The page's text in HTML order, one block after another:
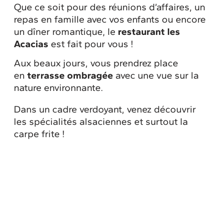
Que ce soit pour des réunions d’affaires, un
repas en famille avec vos enfants ou encore
un dîner romantique, le restaurant les
Acacias est fait pour vous !
Aux beaux jours, vous prendrez place
en terrasse ombragée avec une vue sur la
nature environnante.
Dans un cadre verdoyant, venez découvrir
les spécialités alsaciennes et surtout la
carpe frite !